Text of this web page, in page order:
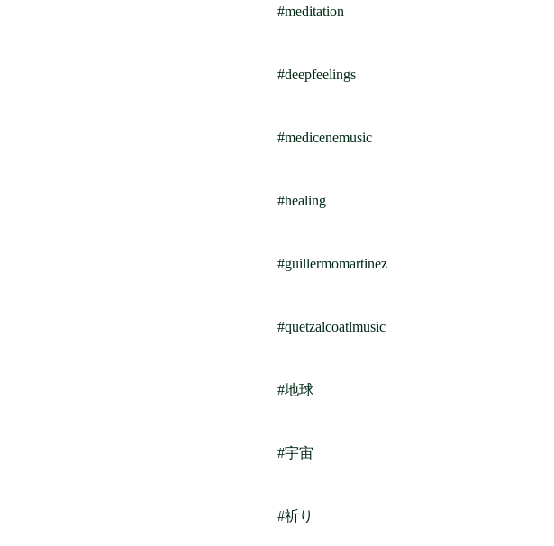
#meditation
#deepfeelings
#medicenemusic
#healing
#guillermomartinez
#quetzalcoatlmusic
#地球
#宇宙
#祈り